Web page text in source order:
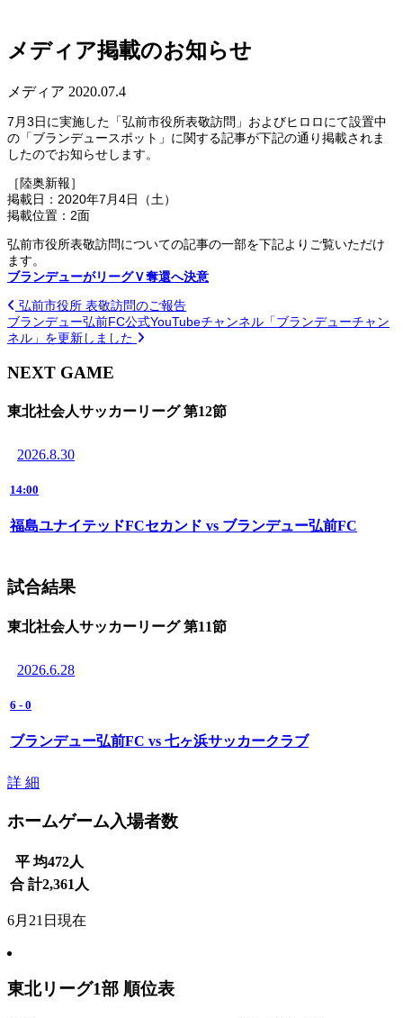
メディア掲載のお知らせ
メディア 2020.07.4
7月3日に実施した「弘前市役所表敬訪問」およびヒロロにて設置中
の「ブランデュースポット」に関する記事が下記の通り掲載されま
したのでお知らせします。
［陸奥新報］
掲載日：2020年7月4日（土）
掲載位置：2面
弘前市役所表敬訪問についての記事の一部を下記よりご覧いただけ
ます。
ブランデューがリーグＶ奪還へ決意
弘前市役所 表敬訪問のご報告
ブランデュー弘前FC公式YouTubeチャンネル「ブランデューチャン
ネル」を更新しました
NEXT GAME
東北社会人サッカーリーグ 第12節
2026.8.30
14:00
福島ユナイテッドFCセカンド vs ブランデュー弘前FC
試合結果
東北社会人サッカーリーグ 第11節
2026.6.28
6 - 0
ブランデュー弘前FC vs 七ヶ浜サッカークラブ
詳 細
ホームゲーム入場者数
平 均472人
合 計2,361 人
6月21日現在
東北リーグ1部 順位表